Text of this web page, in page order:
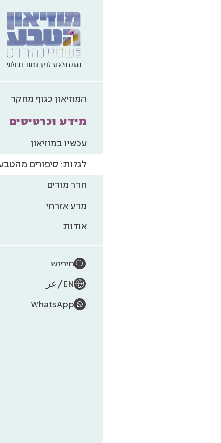
המוזיאון כגוף מחקר
מידע וכרטיסים
עכשיו במוזיאון
לגלות: סיפורים
חדר מורים
מדע אזרחי
אודות
חיפוש...
EN
/عر
WhatsApp